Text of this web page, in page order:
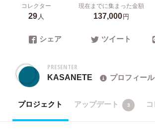
コレクター
29人
現在までに集まった金額
137,000円
シェア ツイート
PRESENTER
KASANETE プロフィー
プロジェクト アップデート 3